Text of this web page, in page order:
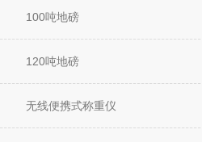
100吨地磅
120吨地磅
无线便携式称重仪